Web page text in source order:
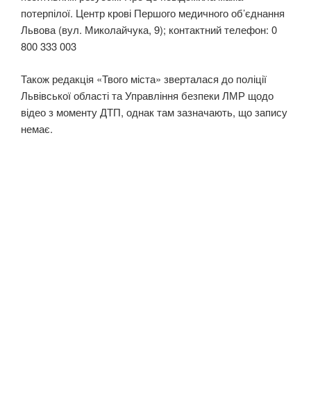
потерпілої. Центр крові Першого медичного об’єднання
Львова (вул. Миколайчука, 9); контактний телефон: 0
800 333 003
Також редакція «Твого міста» зверталася до поліції
Львівської області та Управління безпеки ЛМР щодо
відео з моменту ДТП, однак там зазначають, що запису
немає.